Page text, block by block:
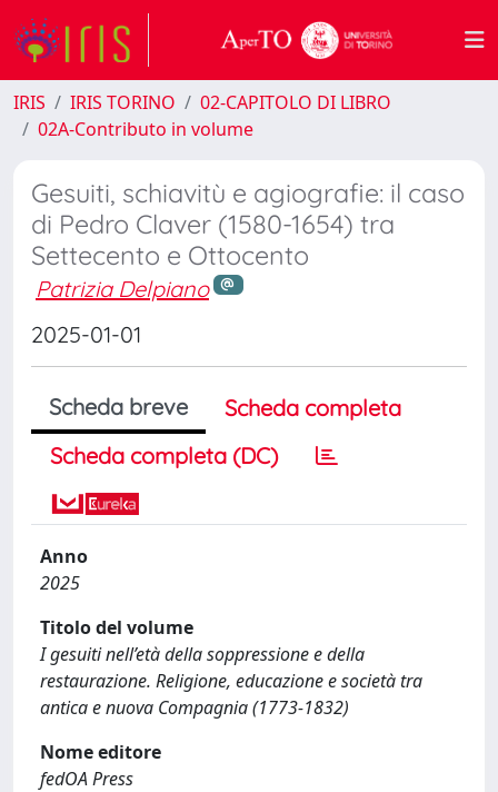
IRIS IRIS TORINO
02-CAPITOLO DI LIBRO
02A-Contributo in volume
Gesuiti, schiavitù e agiografie: il caso
di Pedro Claver (1580-1654) tra
Settecento e Ottocento
Patrizia Delpiano
2025-01-01
Scheda breve
Scheda completa
Scheda completa (DC)
Anno
2025
Titolo del volume
I gesuiti nell’età della soppressione e della
restaurazione. Religione, educazione e società tra
antica e nuova Compagnia (1773-1832)
Nome editore
fedOA Press